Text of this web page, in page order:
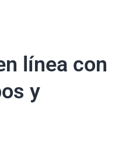
línea con
y